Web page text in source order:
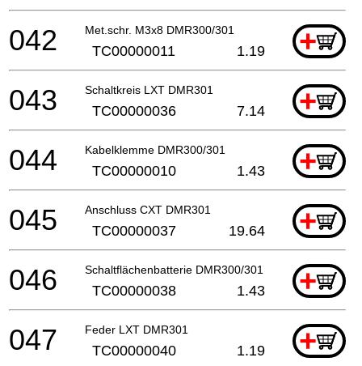
Met.schr. M3x8 DMR300/301 +
042 TC00000011 1.19
Schaltkreis LXT DMR301 +
043 TC00000036 7.14
Kabelklemme DMR300/301 +
044 TC00000010 1.43
Anschluss CXT DMR301 +
045 TC00000037 19.64
Schaltflächenbatterie DMR300/301 +
046 TC00000038 1.43
Feder LXT DMR301 +
047 TC00000040 1.19